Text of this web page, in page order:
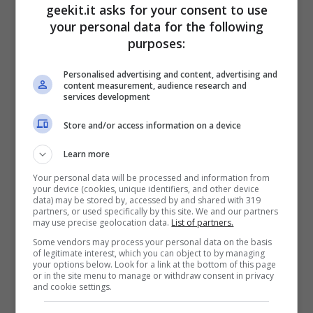
negli assedi della fortezza e difenderti
dalla mostruosa fazione NPC, i Balaur,
nella lotta e trasformarla in una lotta a
Combattimento per le basi:
possono partecipare a battaglie PvP
per catturare le basi attorno ad Apheta
Beluslan della fazione avversaria o dei
Balaur e sbloccare contenuti come
missioni o NPC speciali.
geekit.it asks for your consent to use
your personal data for the following
purposes:
Personalised advertising and content, advertising and
content measurement, audience research and
services development
Store and/or access information on a device
Learn more
Your personal data will be processed and information from
your device (cookies, unique identifiers, and other device
data) may be stored by, accessed by and shared with 319
partners, or used specifically by this site. We and our partners
may use precise geolocation data. List of partners.
Some vendors may process your personal data on the basis
of legitimate interest, which you can object to by managing
your options below. Look for a link at the bottom of this page
or in the site menu to manage or withdraw consent in privacy
and cookie settings.